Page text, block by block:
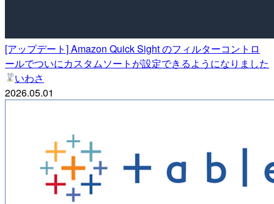
[アップデート] Amazon Quick Sight のフィルターコントロ
ールでついにカスタムソートが設定できるようになりました
いわさ
2026.05.01